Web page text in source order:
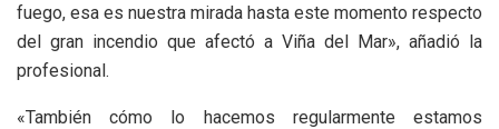
fuego, esa es nuestra mirada hasta este momento respecto
del gran incendio que afectó a Viña del Mar», añadió la
profesional.
«También cómo lo hacemos regularmente estamos